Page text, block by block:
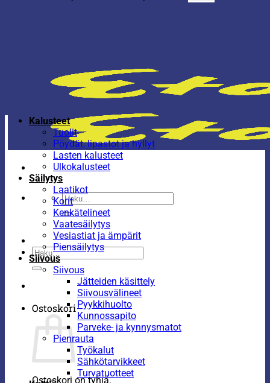
Etsi:
Etsi:
Ostoskori
Ostoskori on tyhjä.
Kalusteet
Tuolit
Pöydät, lipastot ja hyllyt
Lasten kalusteet
Ulkokalusteet
Säilytys
Laatikot
Korit
Kenkätelineet
Vaatesäilytys
Vesiastiat ja ämpärit
Piensäilytys
Siivous
Siivous
Jätteiden käsittely
Siivousvälineet
Pyykkihuolto
Kunnossapito
Parveke- ja kynnysmatot
Pienrauta
Työkalut
Sähkötarvikkeet
Turvatuotteet